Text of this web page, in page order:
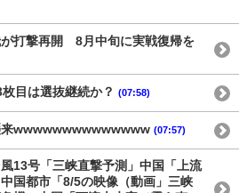
打撃再開 8月中旬に実戦復帰を
目は選抜継続か？ (07:58)
来wwwwwwwwwwwwww (07:57)
13号「三峡直撃予測」中国「上流
国都市「8/5の映像（動画」三峡